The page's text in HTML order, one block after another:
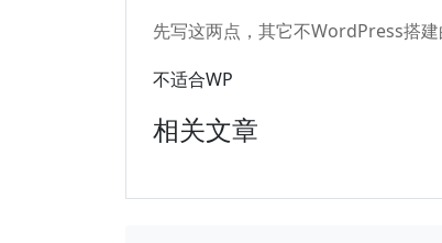
先写这两点，其它不WordPress搭建
不适合WP
相关文章